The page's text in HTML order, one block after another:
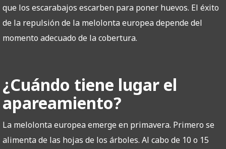
que los escarabajos escarben para poner huevos. El éxito
de la repulsión de la melolonta europea depende del
momento adecuado de la cobertura.
¿Cuándo tiene lugar el
apareamiento?
La melolonta europea emerge en primavera. Primero se
alimenta de las hojas de los árboles. Al cabo de 10 o 15